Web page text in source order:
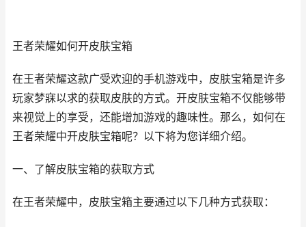
王者荣耀如何开皮肤宝箱
在王者荣耀这款广受欢迎的手机游戏中，皮肤宝箱是许多
玩家梦寐以求的获取皮肤的方式。开皮肤宝箱不仅能够带
来视觉上的享受，还能增加游戏的趣味性。那么，如何在
王者荣耀中开皮肤宝箱呢？以下将为您详细介绍。
一、了解皮肤宝箱的获取方式
在王者荣耀中，皮肤宝箱主要通过以下几种方式获取：